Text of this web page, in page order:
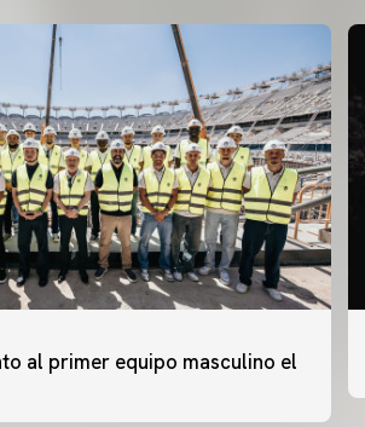
al primer equipo masculino el
DEL VALENCIA CF 7/8/2026